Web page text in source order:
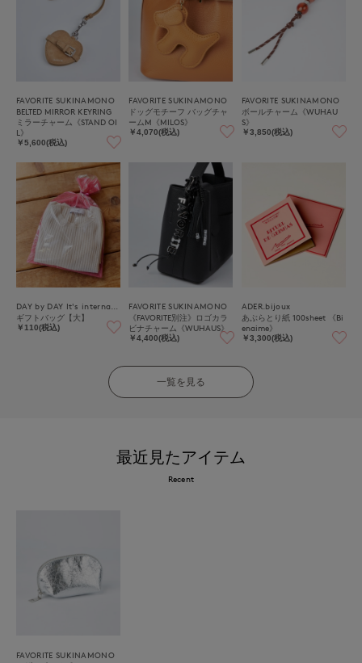
FAVORITE SUKINAMONO
BELTED MIRROR KEYRING
ミラーチャーム《STAND OI
L》
￥5,600(税込)
FAVORITE SUKINAMONO
ドッグモチーフ バッグチャ
ームM《MILOS》
￥4,070(税込)
FAVORITE SUKINAMONO
ボールチャーム《WUHAU
S》
￥3,850(税込)
ギフトバッグ【大】
￥110(税込)
FAVORITE SUKINAMONO
《FAVORITE別注》ロゴカラ
ビナチャーム《WUHAUS》
￥4,400(税込)
ADER.bijoux
あぶらとり紙 100sheet 《Bi
enaime》
￥3,300(税込)
一覧を見る
最近見たアイテム
Recent
FAVORITE SUKINAMONO